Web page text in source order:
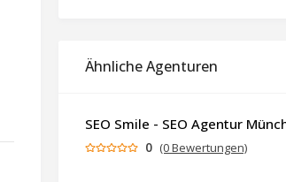
Ähnliche Agenturen
SEO Smile - SEO Agentur
0 (0 Bewertungen)